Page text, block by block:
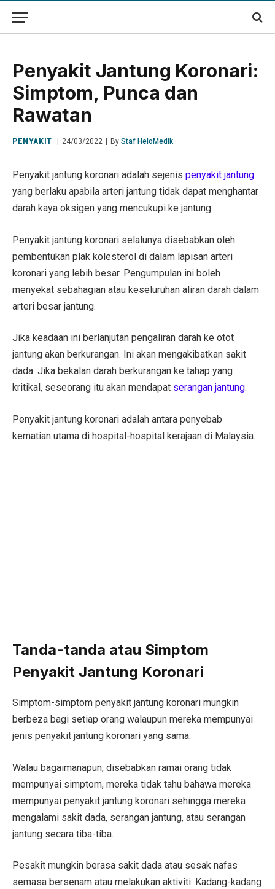
Penyakit Jantung Koronari:
Simptom, Punca dan
Rawatan
PENYAKIT 24/03/2022 By Staf HeloMedik
Penyakit jantung koronari adalah sejenis penyakit jantung
yang berlaku apabila arteri jantung tidak dapat menghantar
darah kaya oksigen yang mencukupi ke jantung.
Penyakit jantung koronari selalunya disebabkan oleh
pembentukan plak kolesterol di dalam lapisan arteri
koronari yang lebih besar. Pengumpulan ini boleh
menyekat sebahagian atau keseluruhan aliran darah dalam
arteri besar jantung.
Jika keadaan ini berlanjutan pengaliran darah ke otot
jantung akan berkurangan. Ini akan mengakibatkan sakit
dada. Jika bekalan darah berkurangan ke tahap yang
kritikal, seseorang itu akan mendapat serangan jantung.
Penyakit jantung koronari adalah antara penyebab
kematian utama di hospital-hospital kerajaan di Malaysia.
Tanda-tanda atau Simptom
Penyakit Jantung Koronari
Simptom-simptom penyakit jantung koronari mungkin
berbeza bagi setiap orang walaupun mereka mempunyai
jenis penyakit jantung koronari yang sama.
Walau bagaimanapun, disebabkan ramai orang tidak
mempunyai simptom, mereka tidak tahu bahawa mereka
mempunyai penyakit jantung koronari sehingga mereka
mengalami sakit dada, serangan jantung, atau serangan
jantung secara tiba-tiba.
Pesakit mungkin berasa sakit dada atau sesak nafas
semasa bersenam atau melakukan aktiviti. Kadang-kadang